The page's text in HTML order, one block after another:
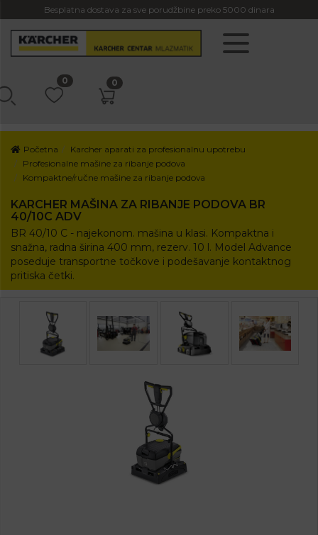
Besplatna dostava za sve porudžbine preko 5000 dinara
0 0
Početna
Karcher aparati za profesionalnu upotrebu
Profesionalne mašine za ribanje podova
Kompaktne/ručne mašine za ribanje podova
KARCHER MAŠINA ZA RIBANJE PODOVA BR
40/10C ADV
BR 40/10 C - najekonom. mašina u klasi. Kompaktna i
snažna, radna širina 400 mm, rezerv. 10 l. Model Advance
poseduje transportne točkove i podešavanje kontaktnog
pritiska četki.